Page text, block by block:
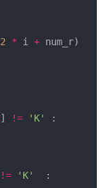
2 * i + num_r)
] != 'K'
:
!= 'K'
  :